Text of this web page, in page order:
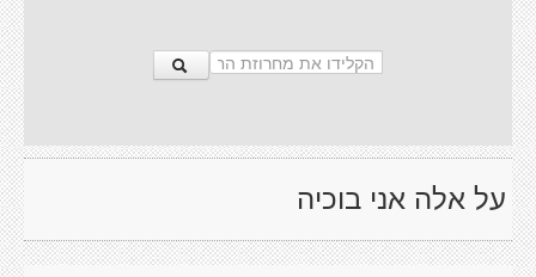
על אלה אני בוכיה